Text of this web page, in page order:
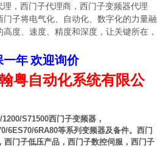
，西门子代理商，西门子变频器代理
子将电气化、自动化、数字化的力量融
度、速度、精度和深度，让关键所在，
一年 欢迎询价
粤自动化系统有限公
1200/S71500西门子变频器，
6ES70/6RA80等系列变频器及备件。西门
西门子低压产品，西门子数控伺服，西门子